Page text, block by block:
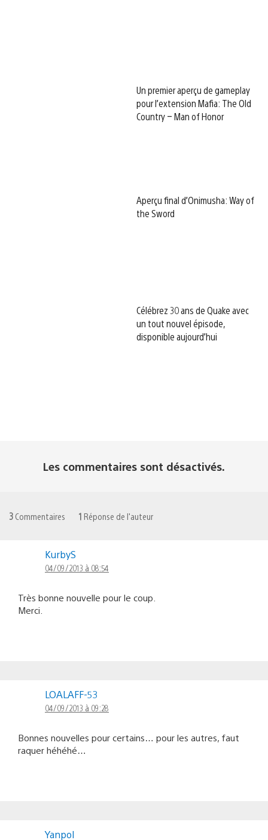
Un premier aperçu de gameplay
pour l’extension Mafia: The Old
Country – Man of Honor
Aperçu final d’Onimusha: Way of
the Sword
Célébrez 30 ans de Quake avec
un tout nouvel épisode,
disponible aujourd’hui
Les commentaires sont désactivés.
3 Commentaires 1 Réponse de l'auteur
KurbyS
04/09/2013 à 08:54
Très bonne nouvelle pour le coup.
Merci.
LOALAFF-53
04/09/2013 à 09:28
Bonnes nouvelles pour certains… pour les autres, faut
raquer héhéhé…
Yanpol